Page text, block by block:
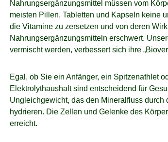
Nahrungsergänzungsmittel müssen vom
meisten Pillen, Tabletten und Kapseln keine
die Vitamine zu zersetzen und von deren
Nahrungsergänzungsmitteln erschwert.
vermischt werden, verbessert sich ihre
Egal, ob Sie ein Anfänger, ein Spitzenathlet
Elektrolythaushalt sind entscheidend für
Ungleichgewicht, das den Mineralfluss durch
hydrieren. Die Zellen und Gelenke des
erreicht.